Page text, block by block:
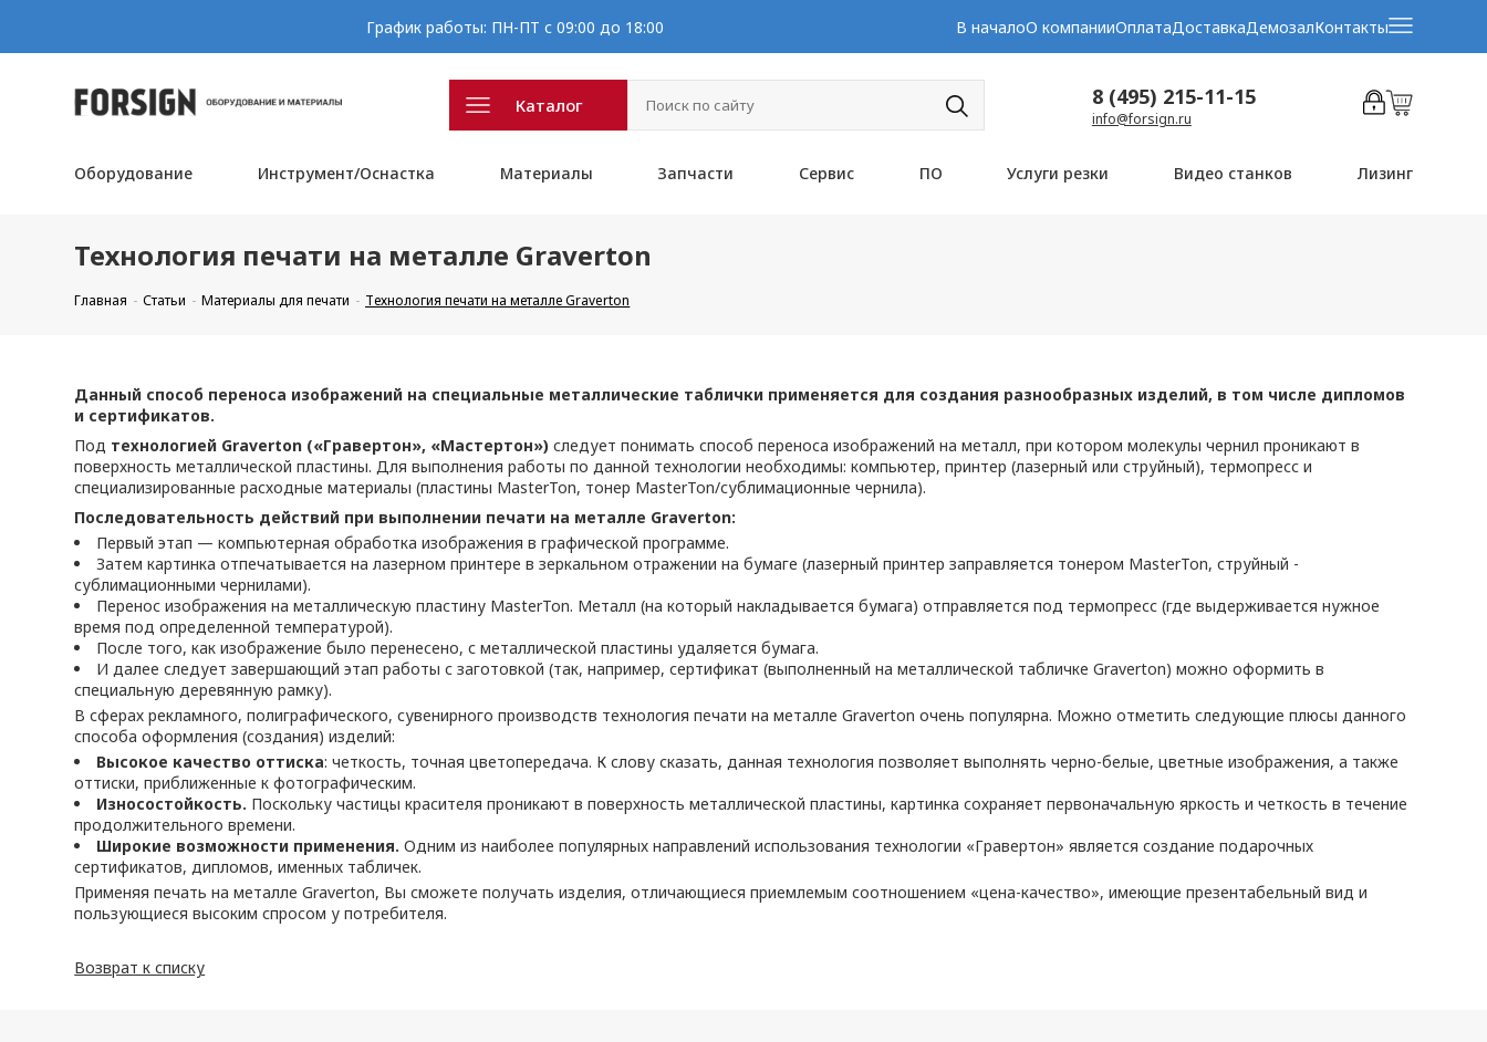
График работы: ПН-ПТ с 09:00 до 18:00 В началоО компанииОплатаДоставкаДемозалКонтакты
Каталог 8 (495) 215-11-15
info@forsign.ru
Оборудование Инструмент/Оснастка Материалы Запчасти Сервис ПО Услуги резки Видео станков Лизинг
Технология печати на металле Graverton
Главная Статьи Материалы для печати Технология печати на металле Graverton
Данный способ переноса изображений на специальные металлические таблички применяется для создания разнообразных изделий, в том числе дипломов
и сертификатов.
Под технологией Graverton («Гравертон», «Мастертон») следует понимать способ переноса изображений на металл, при котором молекулы чернил проникают в
поверхность металлической пластины. Для выполнения работы по данной технологии необходимы: компьютер, принтер (лазерный или струйный), термопресс и
специализированные расходные материалы (пластины MasterTon, тонер MasterTon/сублимационные чернила).
Последовательность действий при выполнении печати на металле Graverton:
Первый этап — компьютерная обработка изображения в графической программе.
Затем картинка отпечатывается на лазерном принтере в зеркальном отражении на бумаге (лазерный принтер заправляется тонером MasterTon, струйный -
сублимационными чернилами).
Перенос изображения на металлическую пластину MasterTon. Металл (на который накладывается бумага) отправляется под термопресс (где выдерживается нужное
время под определенной температурой).
После того, как изображение было перенесено, с металлической пластины удаляется бумага.
И далее следует завершающий этап работы с заготовкой (так, например, сертификат (выполненный на металлической табличке Graverton) можно оформить в
специальную деревянную рамку).
В сферах рекламного, полиграфического, сувенирного производств технология печати на металле Graverton очень популярна. Можно отметить следующие плюсы данного
способа оформления (создания) изделий:
Высокое качество оттиска: четкость, точная цветопередача. К слову сказать, данная технология позволяет выполнять черно-белые, цветные изображения, а также
оттиски, приближенные к фотографическим.
Износостойкость. Поскольку частицы красителя проникают в поверхность металлической пластины, картинка сохраняет первоначальную яркость и четкость в течение
продолжительного времени.
Широкие возможности применения. Одним из наиболее популярных направлений использования технологии «Гравертон» является создание подарочных
сертификатов, дипломов, именных табличек.
Применяя печать на металле Graverton, Вы сможете получать изделия, отличающиеся приемлемым соотношением «цена-качество», имеющие презентабельный вид и
пользующиеся высоким спросом у потребителя.
Возврат к списку